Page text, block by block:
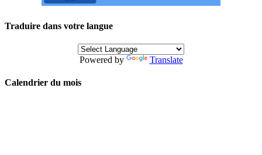
Traduire dans votre langue
Powered by Translate
Calendrier du mois